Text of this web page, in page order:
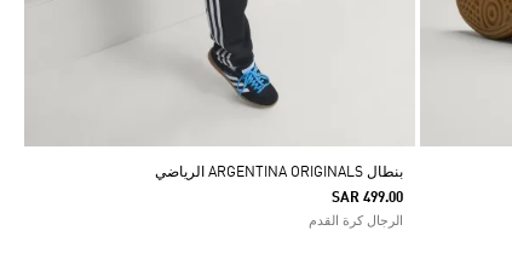
بنطال ARGENTINA ORIGINALS الرياضي
SAR 499.00
الرجال كرة القدم